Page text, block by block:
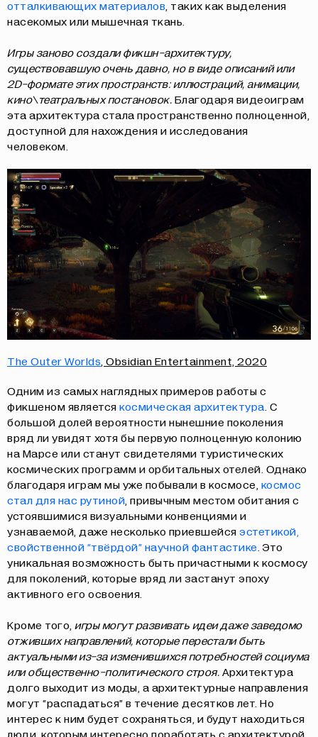
отталкивающих материалов, таких как выделения
насекомых или мышечная ткань.
Игры заново создали фикшн-архитектуру,
существовавшую очень давно, но в виде описаний или
2D-формате этих пространств: иллюстраций, анимации,
кино\театральных постановок. Благодаря видеоиграм
эта архитектура стала пространственно полноценной,
доступной для нахождения и исследования
человеком.
The Outer Worlds , Obsidian Entertainment, 2020
Одним из самых наглядных примеров работы с
фикшеном является космическая архитектура . С
большой долей вероятности нынешние поколения
вряд ли увидят хотя бы первую полноценную колонию
на Марсе или станут свидетелями туристических
космических программ и орбитальных отелей. Однако
благодаря играм мы уже побывали в космосе, космос
стал для нас рутиной , привычным местом обитания с
устоявшимися визуальными конвенциями и
узнаваемой, даже несколько приевшейся эстетикой,
свойственной “твёрдой” научной фантастике . Это
уникальная возможность быть причастными к космосу
для поколений, которые вряд ли застанут эпоху
активного его освоения.
Кроме того, игры могут развивать идеи даже заведомо
отживших направлений, которые перестали быть
актуальными из-за изменившихся потребностей социума
или общественно-политического строя. Архитектура
долго выходит из моды, а архитектурные направления
могут “распадаться” в течение десятков лет. Но
интерес к ним будет сохраняться, и будут находиться